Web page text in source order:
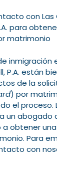
con Las
para
matrimonio
inmigración
P.A. están
de la
) por
el proceso.
un abogado
a obtener
Para
con